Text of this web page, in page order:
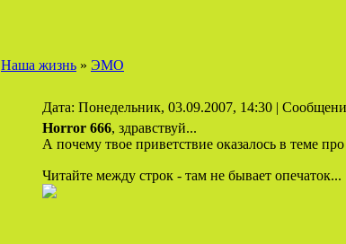
Наша жизнь » ЭМО
Дата: Понедельник, 03.09.2007, 14:30 |
Horror 666, здравствуй...
А почему твое приветствие оказалось в теме
Читайте между строк - там не бывает опечаток...